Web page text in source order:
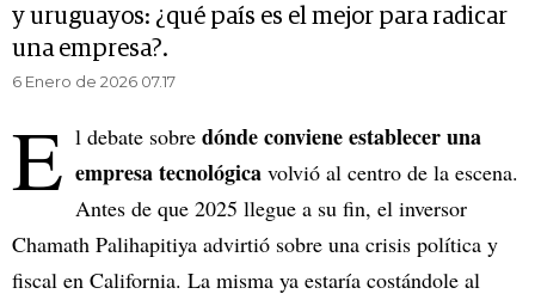
y uruguayos: ¿qué país es el mejor para radicar
una empresa?.
6 Enero de 2026 07.17
E l debate sobre dónde conviene establecer una
empresa tecnológica volvió al centro de la escena.
Antes de que 2025 llegue a su fin, el inversor
Chamath Palihapitiya advirtió sobre una crisis política y
fiscal en California. La misma ya estaría costándole al